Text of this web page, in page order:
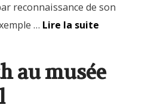
reconnaissance de son
… Lire la suite
au musée